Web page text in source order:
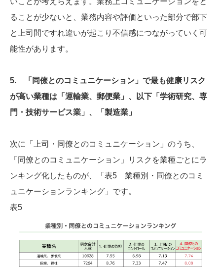
ることが少ないと、業務内容や評価といった部分で部下
と上司間ですれ違いが起こり不信感につながっていく可
能性があります。
5. 「同僚とのコミュニケーション」で最も健康リスク
が高い業種は「運輸業、郵便業」、以下「学術研究、専
門・技術サービス業」、「製造業」
次に「上司・同僚とのコミュニケーション」のうち、
「同僚とのコミュニケーション」リスクを業種ごとにラ
ンキング化したものが、「表5 業種別・同僚とのコミ
ュニケーションランキング」です。
表5